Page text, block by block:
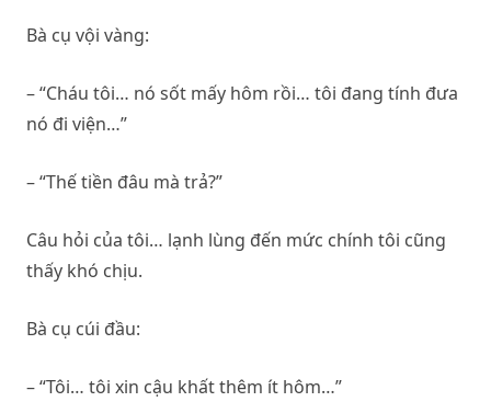
Bà cụ vội vàng:
– “Cháu tôi… nó sốt mấy hôm rồi… tôi đang tính đưa
nó đi viện…”
– “Thế tiền đâu mà trả?”
Câu hỏi của tôi… lạnh lùng đến mức chính tôi cũng
thấy khó chịu.
Bà cụ cúi đầu:
– “Tôi… tôi xin cậu khất thêm ít hôm…”